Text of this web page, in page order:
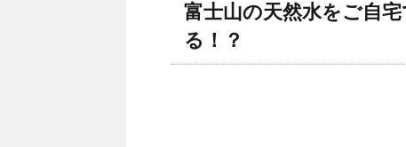
富士山の天然水をご自
る！？